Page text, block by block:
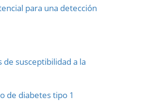
para una detección
susceptibilidad a la
de diabetes tipo 1